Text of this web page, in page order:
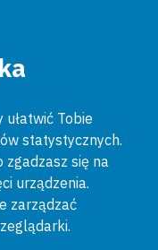
Tobie
statystycznych.
się na
urządzenia.
zarządzać